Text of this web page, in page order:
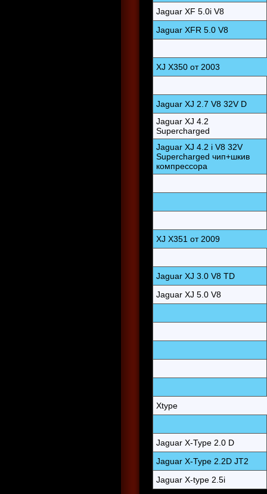
Jaguar XF 5.0i V8
Jaguar XFR 5.0 V8
XJ X350 от 2003
Jaguar XJ 2.7 V8 32V D
Jaguar XJ 4.2
Supercharged
Jaguar XJ 4.2 i V8 32V
Supercharged чип+шкив
компрессора
XJ X351 от 2009
Jaguar XJ 3.0 V8 TD
Jaguar XJ 5.0 V8
Xtype
Jaguar X-Type 2.0 D
Jaguar X-Type 2.2D JT2
Jaguar X-type 2.5i